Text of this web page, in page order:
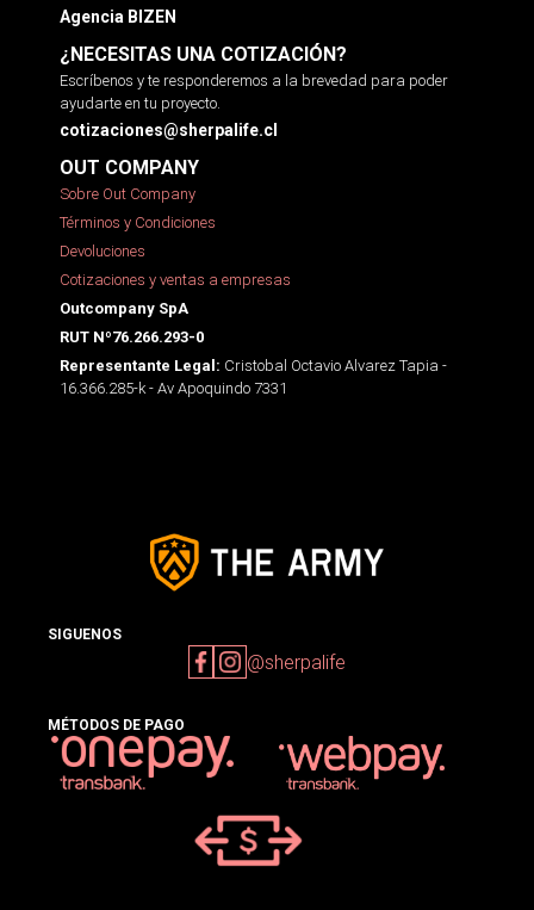
Agencia BIZEN
¿NECESITAS UNA COTIZACIÓN?
Escríbenos y te responderemos a la brevedad para poder
ayudarte en tu proyecto.
cotizaciones@sherpalife.cl
OUT COMPANY
Sobre Out Company
Términos y Condiciones
Devoluciones
Cotizaciones y ventas a empresas
Outcompany SpA
RUT Nº76.266.293-0
Representante Legal: Cristobal Octavio Alvarez Tapia -
16.366.285-k - Av Apoquindo 7331
SIGUENOS
@sherpalife
MÉTODOS DE PAGO